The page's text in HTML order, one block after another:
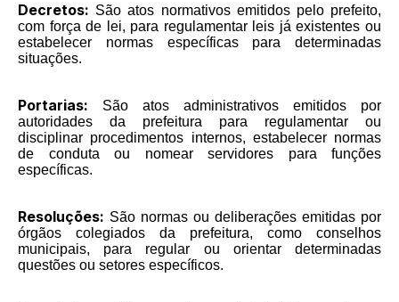
Decretos: São atos normativos emitidos pelo prefeito,
com força de lei, para regulamentar leis já existentes ou
estabelecer normas específicas para determinadas
situações.
Portarias: São atos administrativos emitidos por
autoridades da prefeitura para regulamentar ou
disciplinar procedimentos internos, estabelecer normas
de conduta ou nomear servidores para funções
específicas.
Resoluções: São normas ou deliberações emitidas por
órgãos colegiados da prefeitura, como conselhos
municipais, para regular ou orientar determinadas
questões ou setores específicos.